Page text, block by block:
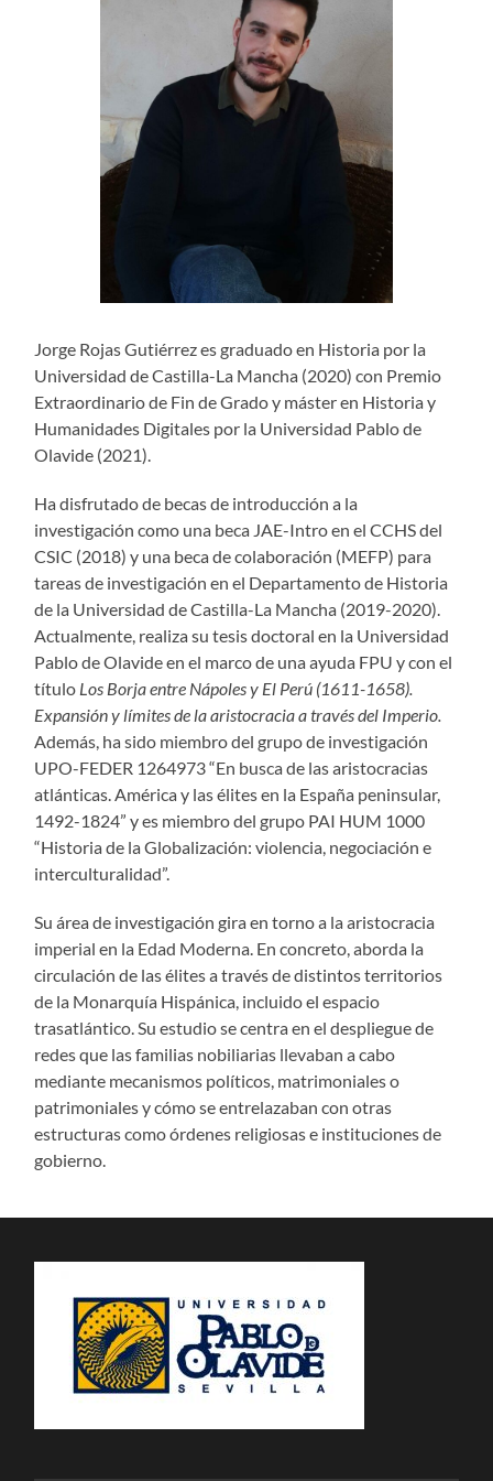
Jorge Rojas Gutiérrez es graduado en Historia por la
Universidad de Castilla-La Mancha (2020) con Premio
Extraordinario de Fin de Grado y máster en Historia y
Humanidades Digitales por la Universidad Pablo de
Olavide (2021).
Ha disfrutado de becas de introducción a la
investigación como una beca JAE-Intro en el CCHS del
CSIC (2018) y una beca de colaboración (MEFP) para
tareas de investigación en el Departamento de Historia
de la Universidad de Castilla-La Mancha (2019-2020).
Actualmente, realiza su tesis doctoral en la Universidad
Pablo de Olavide en el marco de una ayuda FPU y con el
título Los Borja entre Nápoles y El Perú (1611-1658).
Expansión y límites de la aristocracia a través del Imperio.
Además, ha sido miembro del grupo de investigación
UPO-FEDER 1264973 “En busca de las aristocracias
atlánticas. América y las élites en la España peninsular,
1492-1824” y es miembro del grupo PAI HUM 1000
“Historia de la Globalización: violencia, negociación e
interculturalidad”.
Su área de investigación gira en torno a la aristocracia
imperial en la Edad Moderna. En concreto, aborda la
circulación de las élites a través de distintos territorios
de la Monarquía Hispánica, incluido el espacio
trasatlántico. Su estudio se centra en el despliegue de
redes que las familias nobiliarias llevaban a cabo
mediante mecanismos políticos, matrimoniales o
patrimoniales y cómo se entrelazaban con otras
estructuras como órdenes religiosas e instituciones de
gobierno.